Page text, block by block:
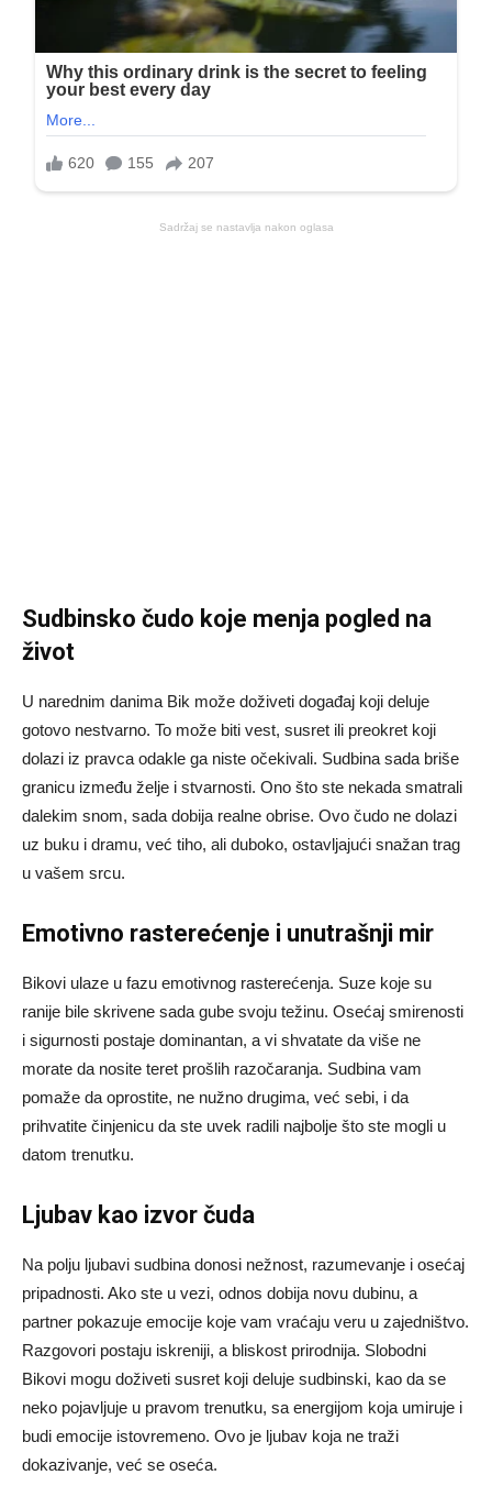
Sadržaj se nastavlja nakon oglasa
Sudbinsko čudo koje menja pogled na
život
U narednim danima Bik može doživeti događaj koji deluje
gotovo nestvarno. To može biti vest, susret ili preokret koji
dolazi iz pravca odakle ga niste očekivali. Sudbina sada briše
granicu između želje i stvarnosti. Ono što ste nekada smatrali
dalekim snom, sada dobija realne obrise. Ovo čudo ne dolazi
uz buku i dramu, već tiho, ali duboko, ostavljajući snažan trag
u vašem srcu.
Emotivno rasterećenje i unutrašnji mir
Bikovi ulaze u fazu emotivnog rasterećenja. Suze koje su
ranije bile skrivene sada gube svoju težinu. Osećaj smirenosti
i sigurnosti postaje dominantan, a vi shvatate da više ne
morate da nosite teret prošlih razočaranja. Sudbina vam
pomaže da oprostite, ne nužno drugima, već sebi, i da
prihvatite činjenicu da ste uvek radili najbolje što ste mogli u
datom trenutku.
Ljubav kao izvor čuda
Na polju ljubavi sudbina donosi nežnost, razumevanje i osećaj
pripadnosti. Ako ste u vezi, odnos dobija novu dubinu, a
partner pokazuje emocije koje vam vraćaju veru u zajedništvo.
Razgovori postaju iskreniji, a bliskost prirodnija. Slobodni
Bikovi mogu doživeti susret koji deluje sudbinski, kao da se
neko pojavljuje u pravom trenutku, sa energijom koja umiruje i
budi emocije istovremeno. Ovo je ljubav koja ne traži
dokazivanje, već se oseća.